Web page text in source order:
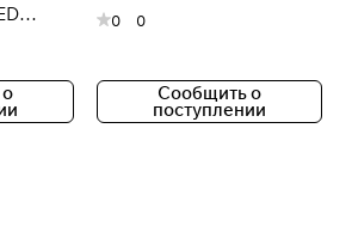
0 0
Сообщить о
поступлении